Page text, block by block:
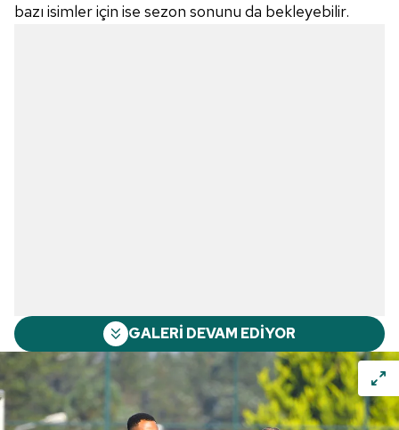
bazı isimler için ise sezon sonunu da bekleyebilir.
GALERİ DEVAM EDİYOR